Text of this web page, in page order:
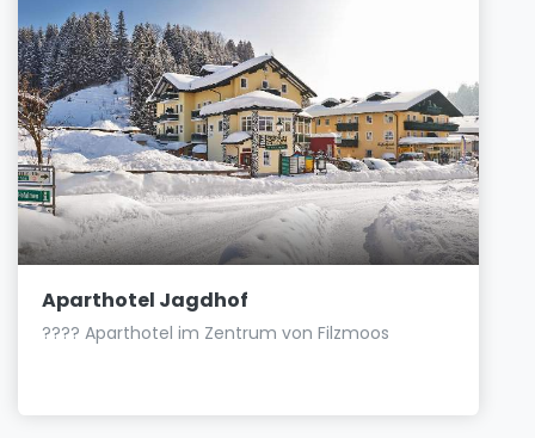
Aparthotel Jagdhof
???? Aparthotel im Zentrum von Filzmoos